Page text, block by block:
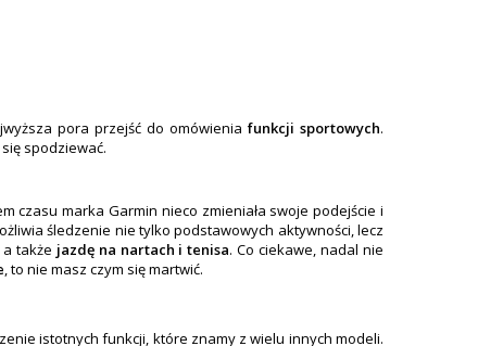
pora przejść do omówienia funkcji sportowych.
spodziewać.
czasu marka Garmin nieco zmieniała swoje podejście i
śledzenie nie tylko podstawowych aktywności, lecz
a także jazdę na nartach i tenisa. Co ciekawe, nadal nie
, to nie masz czym się martwić.
istotnych funkcji, które znamy z wielu innych modeli.